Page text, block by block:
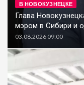
В НОВОКУЗНЕЦКЕ
Глава
мэром в Сибири и
03.08.2026 09:00